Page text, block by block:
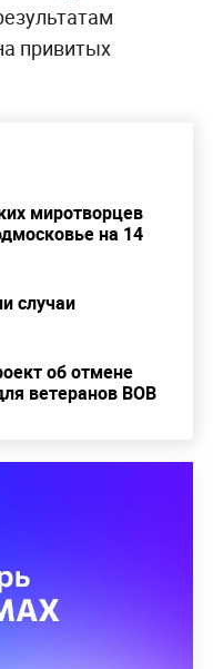
привитых
миротворцев
на 14
случаи
об отмене
ветеранов ВОВ